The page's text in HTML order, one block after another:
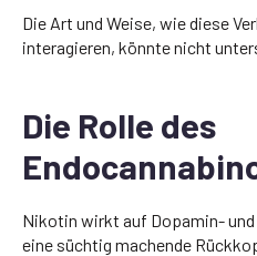
Die Art und Weise, wie diese
interagieren, könnte nicht
Die Rolle des
Nikotin wirkt auf Dopamin-
eine süchtig machende